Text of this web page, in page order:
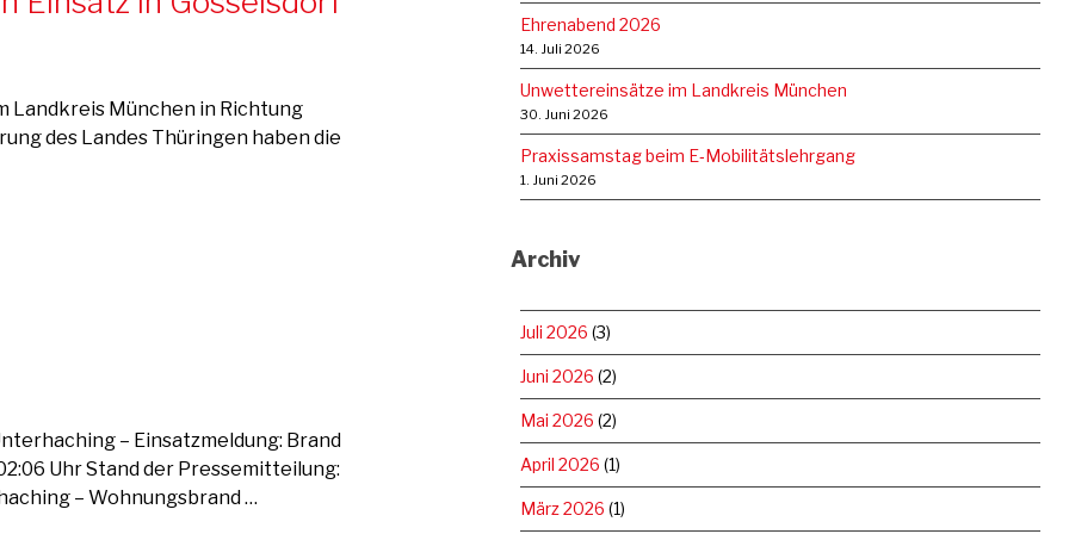
Landkreis München in Richtung
des Landes Thüringen haben die
– Einsatzmeldung: Brand
Uhr Stand der Pressemitteilung:
– Wohnungsbrand …
Ehrenabend 2026
14. Juli 2026
Unwettereinsätze im Landkreis München
30. Juni 2026
Praxissamstag beim E‑Mobilitätslehrgang
1. Juni 2026
Archiv
Juli 2026 (3)
Juni 2026 (2)
Mai 2026 (2)
April 2026 (1)
März 2026 (1)